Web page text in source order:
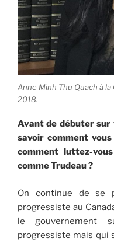
Anne Minh-Thu Quach à
2018.
Avant de débuter sur
savoir comment
comment luttez-
comme Trudeau ?
On continue de se
progressiste au
le gouvernement
progressiste mais qui